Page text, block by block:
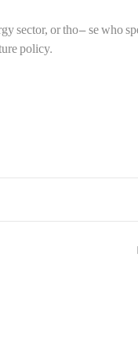
sector, or tho- se who
policy.